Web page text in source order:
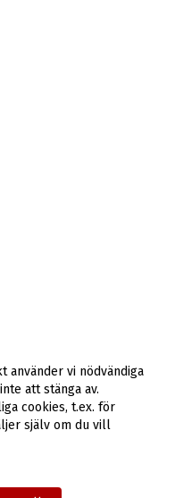
använder vi nödvändiga
att stänga av.
cookies, t.ex. för
själv om du vill